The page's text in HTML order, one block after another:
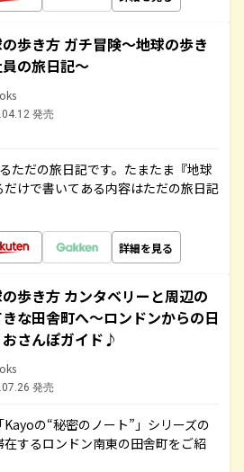
歩き方 ガチ冒険～地球の歩き
の旅日記～
発売
ただの旅日記です。たまたま『地球
けで書いてある内容はただの旅日記
詳細を見る
歩き方 カンタベリーと周辺の
な田舎町へ～ロンドンからの日
さんぽガイド♪
発売
の“秘密のノート”」シリーズの
するロンドン南東の田舎町をご紹